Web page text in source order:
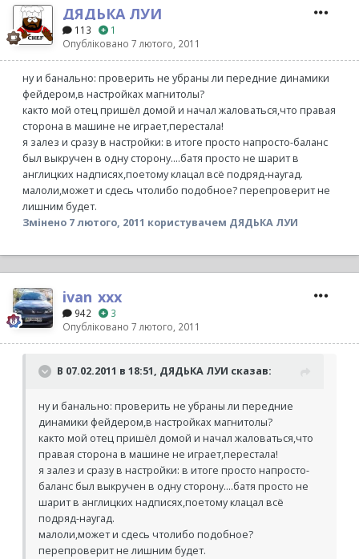
ДЯДЬКА ЛУИ
113
1
Опубліковано 7 лютого, 2011
ну и банально: проверить не убраны ли передние динамики
фейдером,в настройках магнитолы?
както мой отец пришёл домой и начал жаловаться,что правая
сторона в машине не играет,перестала!
я залез и сразу в настройки: в итоге просто напросто-баланс
был выкручен в одну сторону....батя просто не шарит в
англицких надписях,поетому клацал всё подряд-наугад.
малоли,может и сдесь чтолибо подобное? перепроверит не
лишним будет.
Змінено 7 лютого, 2011 користувачем ДЯДЬКА ЛУИ
ivan_xxx
942
3
Опубліковано 7 лютого, 2011
В 07.02.2011 в 18:51, ДЯДЬКА ЛУИ сказав:
ну и банально: проверить не убраны ли передние
динамики фейдером,в настройках магнитолы?
както мой отец пришёл домой и начал жаловаться,что
правая сторона в машине не играет,перестала!
я залез и сразу в настройки: в итоге просто напросто-
баланс был выкручен в одну сторону....батя просто не
шарит в англицких надписях,поетому клацал всё
подряд-наугад.
малоли,может и сдесь чтолибо подобное?
перепроверит не лишним будет.